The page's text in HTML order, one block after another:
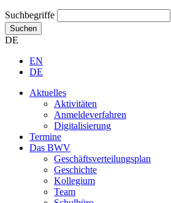
Suchbegriffe
Suchen
DE
EN
DE
Aktuelles
Aktivitäten
Anmeldeverfahren
Digitalisierung
Termine
Das BWV
Geschäftsverteilungsplan
Geschichte
Kollegium
Team